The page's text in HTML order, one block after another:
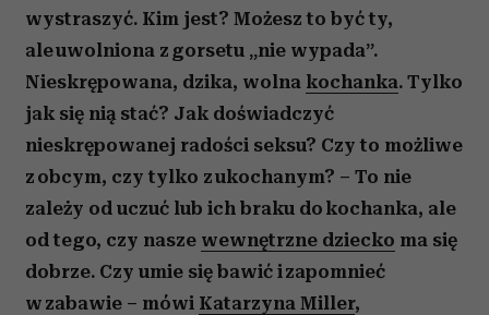
wystraszyć. Kim jest? Możesz to być ty,
ale uwolniona z gorsetu „nie wypada”.
Nieskrępowana, dzika, wolna kochanka. Tylko
jak się nią stać? Jak doświadczyć
nieskrępowanej radości seksu? Czy to możliwe
z obcym, czy tylko z ukochanym? – To nie
zależy od uczuć lub ich braku do kochanka, ale
od tego, czy nasze wewnętrzne dziecko ma się
dobrze. Czy umie się bawić i zapomnieć
w zabawie – mówi Katarzyna Miller,